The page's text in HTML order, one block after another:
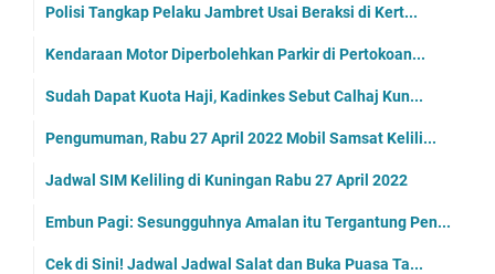
Polisi Tangkap Pelaku Jambret Usai Beraksi di Kert...
Kendaraan Motor Diperbolehkan Parkir di Pertokoan...
Sudah Dapat Kuota Haji, Kadinkes Sebut Calhaj Kun...
Pengumuman, Rabu 27 April 2022 Mobil Samsat Kelili...
Jadwal SIM Keliling di Kuningan Rabu 27 April 2022
Embun Pagi: Sesungguhnya Amalan itu Tergantung Pen...
Cek di Sini! Jadwal Jadwal Salat dan Buka Puasa Ta...